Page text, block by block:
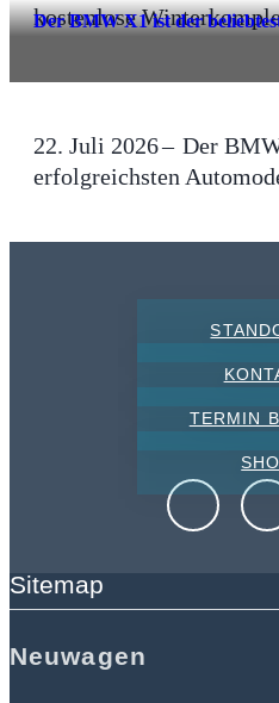
kostenlose
Der BMW X1 ist der
22. Juli 2026
Der
erfolgreichsten
TERMIN
Sitemap
Neuwagen